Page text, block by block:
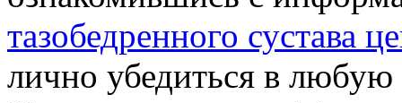
тазобедренного сустава
лично убедиться в